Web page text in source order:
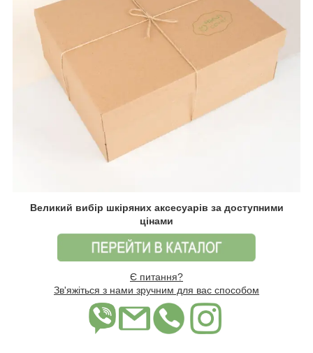
Великий вибір шкіряних аксесуарів за доступними
цінами
Є питання?
Зв'яжіться з нами зручним для вас способом